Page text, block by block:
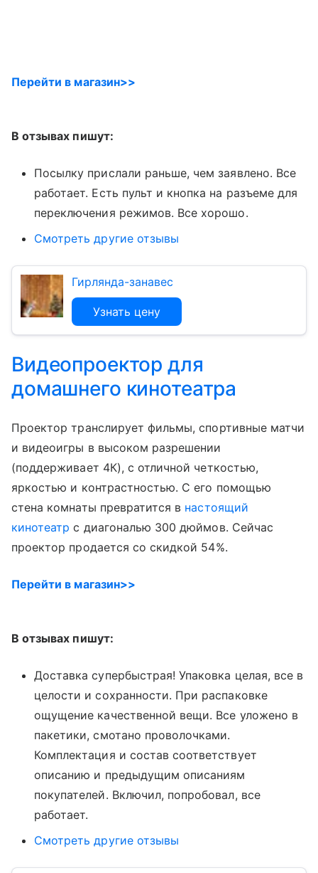
Перейти в магазин>>
В отзывах пишут:
Посылку прислали раньше, чем заявлено. Все
работает. Есть пульт и кнопка на разъеме для
переключения режимов. Все хорошо.
Смотреть другие отзывы
Гирлянда-занавес
Узнать цену
Видеопроектор для
домашнего кинотеатра
Проектор транслирует фильмы, спортивные матчи
и видеоигры в высоком разрешении
(поддерживает 4К), с отличной четкостью,
яркостью и контрастностью. С его помощью
стена комнаты превратится в настоящий
кинотеатр с диагональю 300 дюймов. Сейчас
проектор продается со скидкой 54%.
Перейти в магазин>>
В отзывах пишут:
Доставка супербыстрая! Упаковка целая, все в
целости и сохранности. При распаковке
ощущение качественной вещи. Все уложено в
пакетики, смотано проволочками.
Комплектация и состав соответствует
описанию и предыдущим описаниям
покупателей. Включил, попробовал, все
работает.
Смотреть другие отзывы